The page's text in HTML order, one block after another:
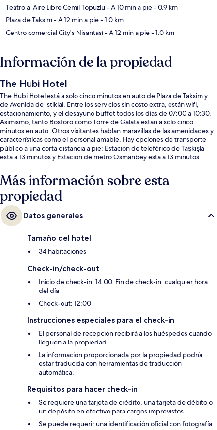
Teatro al Aire Libre Cemil Topuzlu- A 10 min a pie- 0.9 km
Plaza de Taksim- A 12 min a pie- 1.0 km
Centro comercial City's Nisantası- A 12 min a pie- 1.0 km
Información de la propiedad
The Hubi Hotel
The Hubi Hotel está a solo cinco minutos en auto de Plaza de Taksim y
de Avenida de Istiklal. Entre los servicios sin costo extra, están wifi,
estacionamiento, y el desayuno buffet todos los días de 07:00 a 10:30.
Asimismo, tanto Bósforo como Torre de Gálata están a solo cinco
minutos en auto. Otros visitantes hablan maravillas de las amenidades y
características como el personal amable. Hay opciones de transporte
público a una corta distancia a pie: Estación de teleférico de Taşkışla
está a 13 minutos y Estación de metro Osmanbey está a 13 minutos.
Más información sobre esta
propiedad
Datos generales
Tamaño del hotel
34 habitaciones
Check-in/check-out
Inicio de check-in: 14:00. Fin de check-in: cualquier hora
del día
Check-out: 12:00
Instrucciones especiales para el check-in
El personal de recepción recibirá a los huéspedes cuando
lleguen a la propiedad.
La información proporcionada por la propiedad podría
estar traducida con herramientas de traducción
automática.
Requisitos para hacer check-in
Se requiere una tarjeta de crédito, una tarjeta de débito o
un depósito en efectivo para cargos imprevistos
Se puede requerir una identificación oficial con fotografía